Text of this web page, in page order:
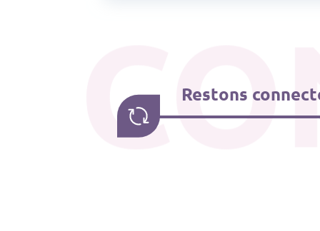
Restons